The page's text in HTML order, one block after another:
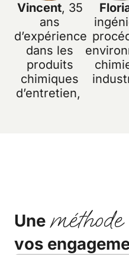
Vincent, 35
ans
d’expérience
dans les
produits
chimiques
d’entretien,
Une
vos